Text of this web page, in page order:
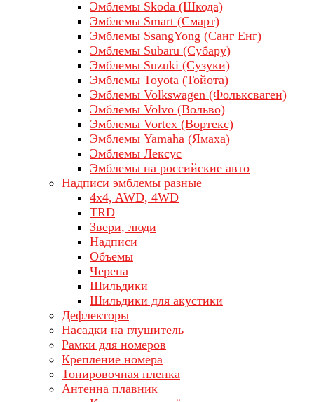
Эмблемы Skoda (Шкода)
Эмблемы Smart (Смарт)
Эмблемы SsangYong (Санг Енг)
Эмблемы Subaru (Субару)
Эмблемы Suzuki (Сузуки)
Эмблемы Toyota (Тойота)
Эмблемы Volkswagen (Фольксваген)
Эмблемы Volvo (Вольво)
Эмблемы Vortex (Вортекс)
Эмблемы Yamaha (Ямаха)
Эмблемы Лексус
Эмблемы на российские авто
Надписи эмблемы разные
4x4, AWD, 4WD
TRD
Звери, люди
Надписи
Объемы
Черепа
Шильдики
Шильдики для акустики
Дефлекторы
Насадки на глушитель
Рамки для номеров
Крепление номера
Тонировочная пленка
Антенна плавник